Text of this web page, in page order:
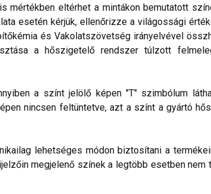
mértékben eltérhet a mintákon bemutatott
esetén kérjük, ellenőrizze a világossági
és Vakolatszövetség irányelvével
a hőszigetelő rendszer túlzott
a színt jelölő képen "T" szimbólum
nincsen feltüntetve, azt a színt a gyártó
lehetséges módon biztosítani a
megjelenő színek a legtöbb esetben nem